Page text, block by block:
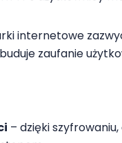
internetowe
zaufanie
– dzięki